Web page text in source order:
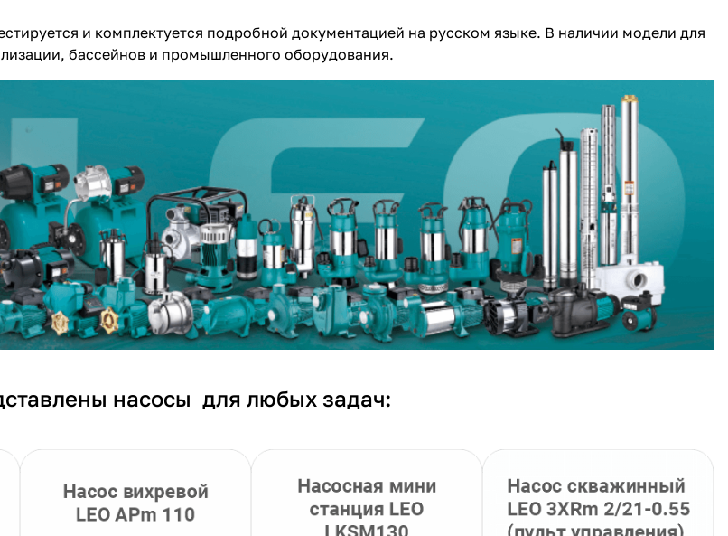
и комплектуется подробной документацией на русском языке. В наличии модели для
бассейнов и промышленного оборудования.
насосы для любых задач:
раз в 2 недели